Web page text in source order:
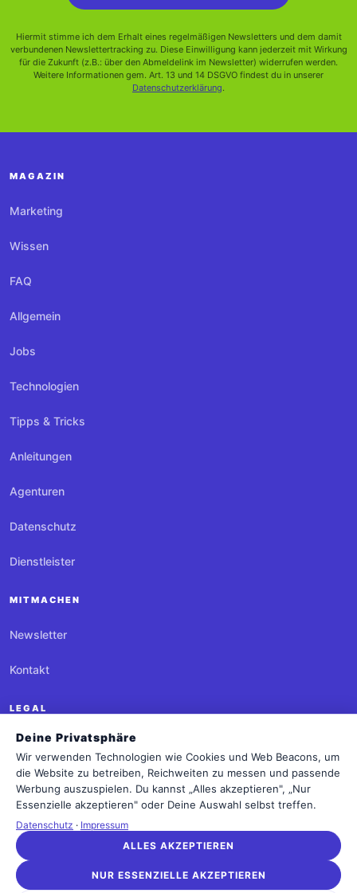
Hiermit stimme ich dem Erhalt eines regelmäßigen Newsletters und dem damit
verbundenen Newslettertracking zu. Diese Einwilligung kann jederzeit mit Wirkung
für die Zukunft (z.B.: über den Abmeldelink im Newsletter) widerrufen werden.
Weitere Informationen gem. Art. 13 und 14 DSGVO findest du in unserer
Datenschutzerklärung.
MAGAZIN
Marketing
Wissen
FAQ
Allgemein
Jobs
Technologien
Tipps & Tricks
Anleitungen
Agenturen
Datenschutz
Dienstleister
MITMACHEN
Newsletter
Kontakt
LEGAL
Impressum
Datenschutz
Cookie-Einstellungen
Deine Privatsphäre
Wir verwenden Technologien wie Cookies und Web Beacons, um
die Website zu betreiben, Reichweiten zu messen und passende
Werbung auszuspielen. Du kannst „Alles akzeptieren", „Nur
Essenzielle akzeptieren" oder Deine Auswahl selbst treffen.
Datenschutz · Impressum
NUR ESSENZIELLE AKZEPTIEREN
ALLES AKZEPTIEREN